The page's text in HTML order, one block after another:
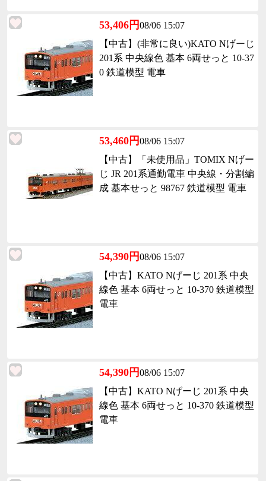
53,406円08/06 15:07
【中古】(非常に良い)KATO Nげーじ
201系 中央線色 基本 6両せっと 10-37
0 鉄道模型 電車
53,460円08/06 15:07
【中古】「未使用品」TOMIX Nげー
じ JR 201系通勤電車 中央線・分割編
成 基本せっと 98767 鉄道模型 電車
54,390円08/06 15:07
【中古】KATO Nげーじ 201系 中央
線色 基本 6両せっと 10-370 鉄道模型
電車
54,390円08/06 15:07
【中古】KATO Nげーじ 201系 中央
線色 基本 6両せっと 10-370 鉄道模型
電車